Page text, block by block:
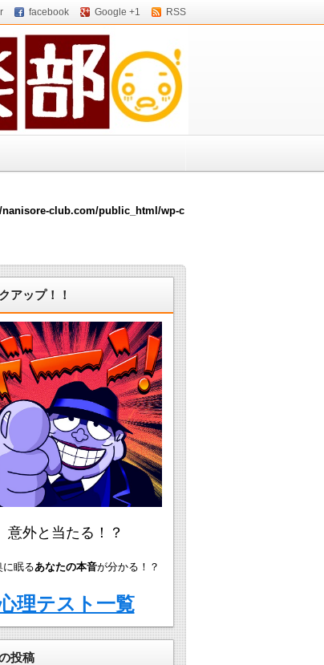
facebook Google +1 RSS
club.com/public_html/wp-c
アップ！！
意外と当たる！？
に眠るあなたの本音が分かる！？
理テスト一覧
投稿